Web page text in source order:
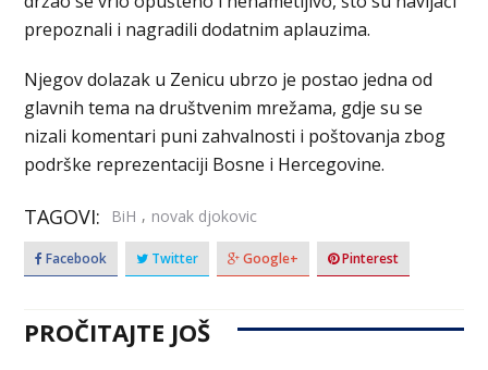
prepoznali i nagradili dodatnim aplauzima.
Njegov dolazak u Zenicu ubrzo je postao jedna od
glavnih tema na društvenim mrežama, gdje su se
nizali komentari puni zahvalnosti i poštovanja zbog
podrške reprezentaciji Bosne i Hercegovine.
TAGOVI: BiH , novak djokovic
Facebook Twitter Google+ Pinterest
PROČITAJTE JOŠ